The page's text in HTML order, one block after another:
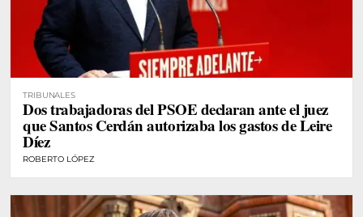
TRIBUNALES
Dos trabajadoras del PSOE declaran ante el juez
que Santos Cerdán autorizaba los gastos de Leire
Díez
ROBERTO LÓPEZ